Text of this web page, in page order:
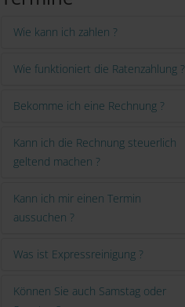
Wie kann ich zahlen ?
Wie funktioniert die Ratenzahlung ?
Bekomme ich eine Rechnung ?
Kann ich die Rechnung steuerlich
geltend machen ?
Kann ich mir einen Termin
aussuchen ?
Was ist Expressreinigung ?
Können Sie auch Samstag oder